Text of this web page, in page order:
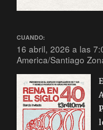
CUANDO:
16 abril, 2026 a las
America/Santiago